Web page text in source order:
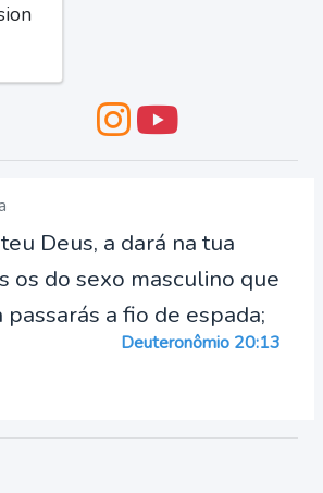
Deus, a dará na tua
os do sexo masculino que
a fio de espada;
Deuteronômio 20:13